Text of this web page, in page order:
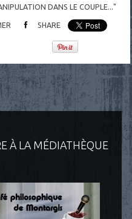
À LA MÉDIATHÈQUE
DANS LE COUPLE..."
SHARE